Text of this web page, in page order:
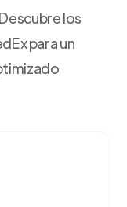
los
para un